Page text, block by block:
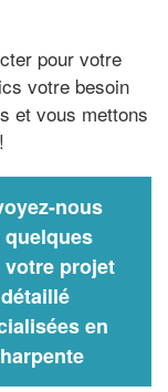
pour votre
votre besoin
et vous mettons
nous
quelques
projet
détaillé
en